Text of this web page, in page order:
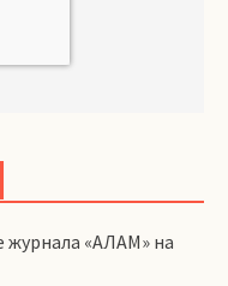
журнала «АЛАМ» на